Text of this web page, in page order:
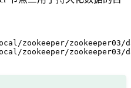
/zookeeper/zookeeper03/
/zookeeper/zookeeper03/